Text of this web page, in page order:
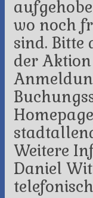
wo noch
sind. Bitte
der
Weitere
Daniel